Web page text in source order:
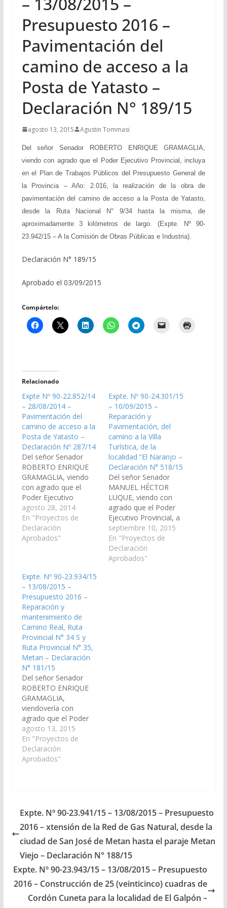
Presupuesto 2016 –
Pavimentación del
camino de acceso a la
Posta de Yatasto –
Declaración N° 189/15
agosto 13, 2015 Agustin Tommasi
Del señor Senador ROBERTO ENRIQUE GRAMAGLIA,
viendo con agrado que el Poder Ejecutivo Provincial, incluya
en el Plan de Trabajos Públicos del Presupuesto General de
la Provincia – Año: 2.016, la realización de la obra de
pavimentación del camino de acceso a la Posta de Yatasto,
desde la Ruta Nacional N° 9/34 hasta la misma, de
aproximadamente 3 kilómetros de largo. (Expte. Nº 90-
23.942/15 – A la Comisión de Obras Públicas e Industria).
Declaración N° 189/15
Aprobado el 03/09/2015
Compártelo:
Relacionado
Expte Nº 90-22.852/14
– 28/08/2014 –
Pavimentación del
camino de acceso a la
Posta de Yatasto –
Declaración Nº 287/14
Del señor Senador
ROBERTO ENRIQUE
GRAMAGLIA, viendo
con agrado que el
Poder Ejecutivo
Provincial, a través de
la Secretaría de Obras
Públicas, incluya en el
Plan de Trabajos
2.015, la realización de
la obra de
pavimentación del
camino de acceso a…
agosto 28, 2014
En "Proyectos de
Declaración
Aprobados"
Expte. Nº 90-24.301/15
– 10/09/2015 –
Reparación y
Pavimentación, del
camino a la Villa
Turística, de la
localidad “El Naranjo –
Declaración N° 518/15
Del señor Senador
MANUEL HÉCTOR
LUQUE, viendo con
agrado que el Poder
Ejecutivo Provincial, a
través de los
Organismos
Específicos incluya en
el Proyecto de
septiembre 10, 2015
En "Proyectos de
Declaración
Aprobados"
Expte. Nº 90-23.934/15
– 13/08/2015 –
Presupuesto 2016 –
Reparación y
mantenimiento de
Camino Real, Ruta
Provincial N° 34 S y
Ruta Provincial N° 35,
Metan – Declaración
N° 181/15
Del señor Senador
ROBERTO ENRIQUE
GRAMAGLIA,
viendovería con
agrado que el Poder
Ejecutivo Provincial,
incluya en el Plan de
Trabajos Públicos del
Presupuesto General
mantenimiento y
cuneteado del
terraplén de: a).
Camino Rural, que va
desde su intersección…
agosto 13, 2015
En "Proyectos de
Declaración
Aprobados"
Expte. Nº 90-23.941/15 – 13/08/2015 – Presupuesto
2016 – xtensión de la Red de Gas Natural, desde la
ciudad de San José de Metan hasta el paraje Metan
Viejo – Declaración N° 188/15
Expte. Nº 90-23.943/15 – 13/08/2015 – Presupuesto
2016 – Construcción de 25 (veinticinco) cuadras de
Cordón Cuneta para la localidad de El Galpón –